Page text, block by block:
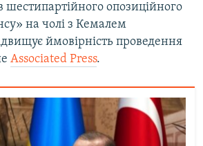
шестипартійного опозиційного
на чолі з Кемалем
ймовірність проведення
Associated Press.